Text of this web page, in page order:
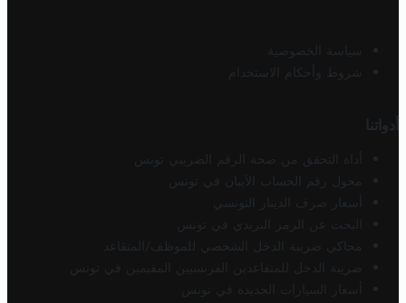
سياسة الخصوصية
شروط وأحكام الاستخدام
أدواتنا
أداة التحقق من صحة الرقم الضريبي تونس
محول رقم الحساب الآيبان في تونس
أسعار صرف الدينار التونسي
البحث عن الرمز البريدي في تونس
محاكي ضريبة الدخل الشخصي للموظف/المتقاعد
ضريبة الدخل للمتقاعدين الفرنسيين المقيمين في تونس
أسعار السيارات الجديدة في تونس